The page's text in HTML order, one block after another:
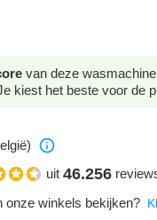
van deze
kiest het beste voor de
uit 46.256
onze winkels bekijken?